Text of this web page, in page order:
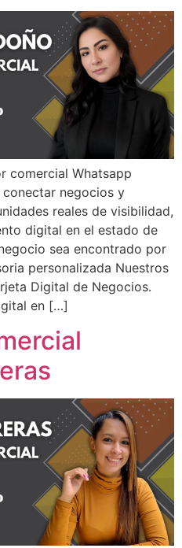
comercial Whatsapp
conectar negocios y
reales de visibilidad,
digital en el estado de
sea encontrado por
personalizada Nuestros
Digital de Negocios.
en […]